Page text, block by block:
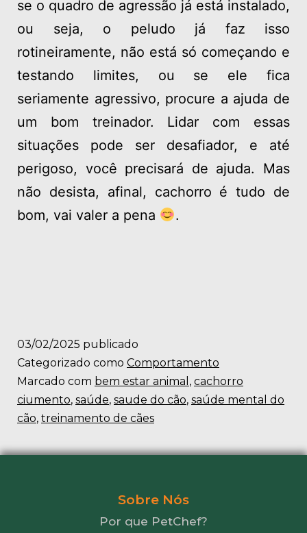
se o quadro de agressão já está instalado,
ou seja, o peludo já faz isso
rotineiramente, não está só começando e
testando limites, ou se ele fica
seriamente agressivo, procure a ajuda de
um bom treinador. Lidar com essas
situações pode ser desafiador, e até
perigoso, você precisará de ajuda. Mas
não desista, afinal, cachorro é tudo de
bom, vai valer a pena
.
03/02/2025 publicado
Categorizado como Comportamento
Marcado com bem estar animal , cachorro
ciumento, saúde, saude do cão, saúde mental do
cão, treinamento de cães
Sobre Nós
Por que PetChef?